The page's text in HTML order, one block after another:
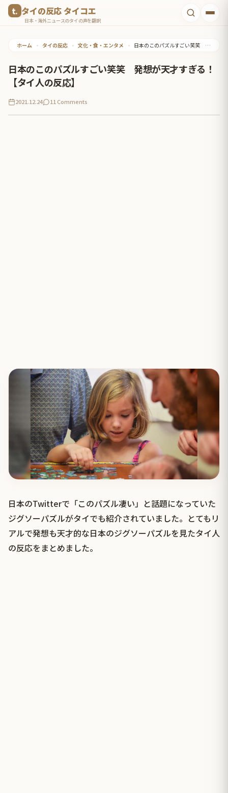
タイの反応 タイコエ
日本・海外ニュースのタイの声を翻訳
ホーム • タイの反応 • 文化・食・エンタメ • 日本のこのパズルすごい笑笑 発想が天才すぎる！【タイ人の反応】
日本のこのパズルすごい笑笑 発想が天才すぎる！
【タイ人の反応】
2021.12.24 11 Comments
日本のTwitterで「このパズル凄い」と話題になっていた
ジグソーパズルがタイでも紹介されていました。とてもリ
アルで発想も天才的な日本のジグソーパズルを見たタイ人
の反応をまとめました。